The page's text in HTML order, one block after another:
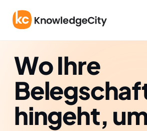
Wo Ihre
hingeht,